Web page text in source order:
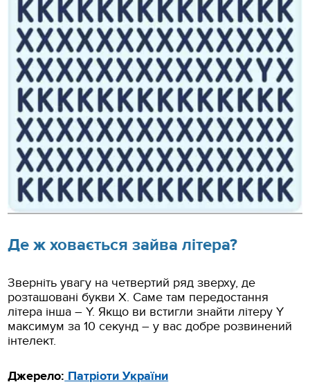
Де ж ховається зайва літера?
Зверніть увагу на четвертий ряд зверху, де
розташовані букви Х. Саме там передостання
літера інша – Y. Якщо ви встигли знайти літеру Y
максимум за 10 секунд – у вас добре розвинений
інтелект.
Джерело: Патріоти України